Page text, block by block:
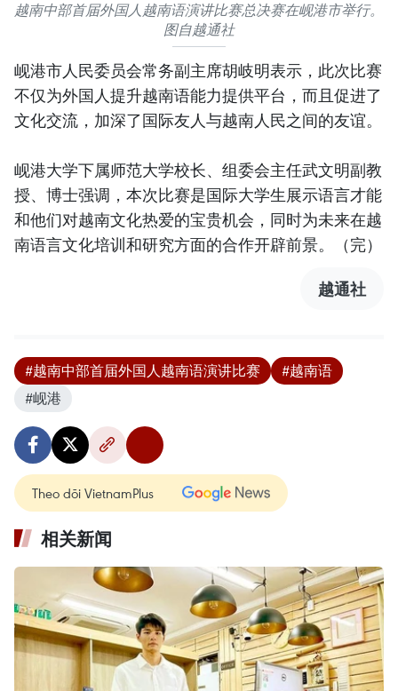
越南中部首届外国人越南语演讲比赛总决赛在岘港市举行。
图自越通社
岘港市人民委员会常务副主席胡岐明表示，此次比赛
不仅为外国人提升越南语能力提供平台，而且促进了
文化交流，加深了国际友人与越南人民之间的友谊。
岘港大学下属师范大学校长、组委会主任武文明副教
授、博士强调，本次比赛是国际大学生展示语言才能
和他们对越南文化热爱的宝贵机会，同时为未来在越
南语言文化培训和研究方面的合作开辟前景。（完）
越通社
#越南中部首届外国人越南语演讲比赛
#越南语
#岘港
Theo dõi VietnamPlus
相关新闻